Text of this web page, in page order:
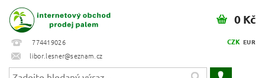
774419026
libor.lesner@seznam.cz
CZK EUR
0 Kč